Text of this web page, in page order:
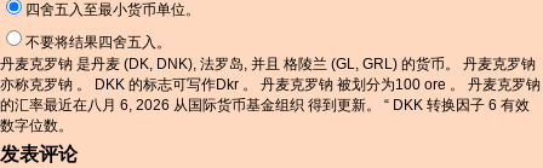
四舍五入至最小货币单位。
不要将结果四舍五入。
丹麦克罗钠 是丹麦 (DK, DNK), 法罗岛, 并且 格陵兰 (GL, GRL) 的货币。 丹麦克罗钠
亦称克罗钠 。 DKK 的标志可写作Dkr 。 丹麦克罗钠 被划分为100 ore 。 丹麦克罗钠
的汇率最近在八月 6, 2026 从国际货币基金组织 得到更新。 “ DKK 转换因子 6 有效
数字位数。
发表评论